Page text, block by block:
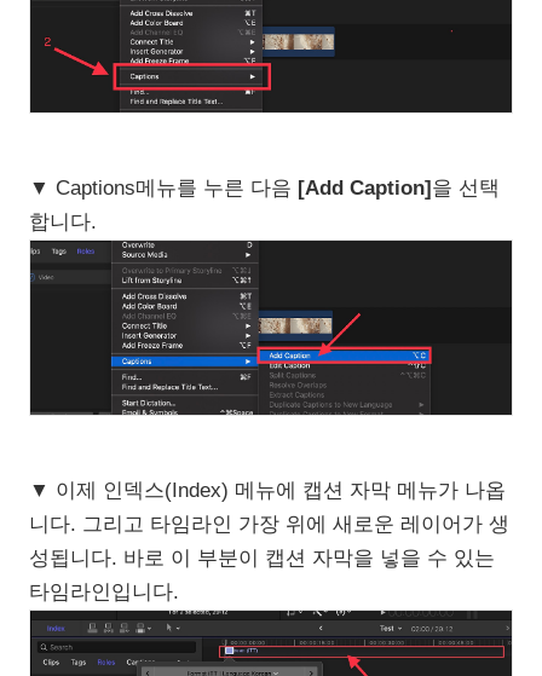
▼ Captions메뉴를 누른 다음 [Add Caption] 을 선택
합니다.
▼ 이제 인덱스(Index) 메뉴에 캡션 자막 메뉴가 나옵
니다. 그리고 타임라인 가장 위에 새로운 레이어가 생
성됩니다. 바로 이 부분이 캡션 자막을 넣을 수 있는
타임라인입니다.